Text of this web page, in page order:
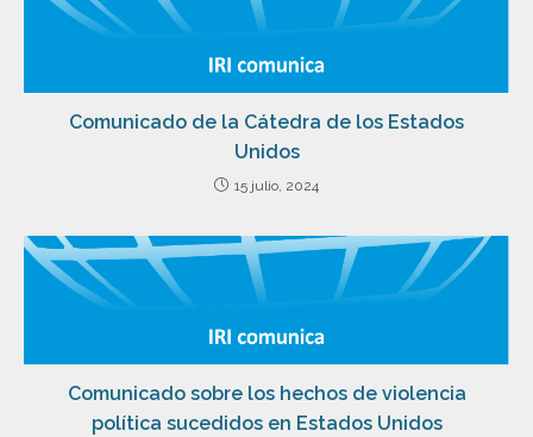
Comunicado de la Cátedra de los Estados
Unidos
15 julio, 2024
Comunicado sobre los hechos de violencia
política sucedidos en Estados Unidos